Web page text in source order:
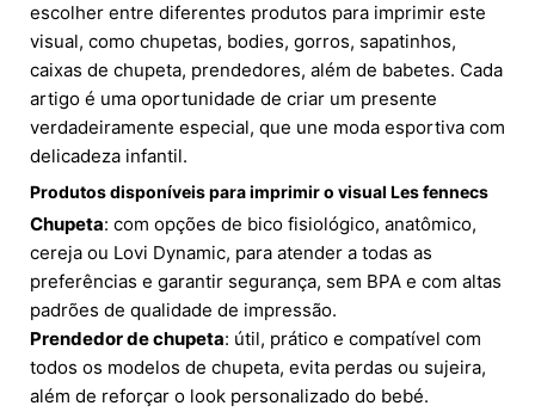
escolher entre diferentes produtos para imprimir este
visual, como chupetas, bodies, gorros, sapatinhos,
caixas de chupeta, prendedores, além de babetes. Cada
artigo é uma oportunidade de criar um presente
verdadeiramente especial, que une moda esportiva com
delicadeza infantil.
Produtos disponíveis para imprimir o visual Les fennecs
Chupeta: com opções de bico fisiológico, anatômico,
cereja ou Lovi Dynamic, para atender a todas as
preferências e garantir segurança, sem BPA e com altas
padrões de qualidade de impressão.
Prendedor de chupeta: útil, prático e compatível com
todos os modelos de chupeta, evita perdas ou sujeira,
além de reforçar o look personalizado do bebé.